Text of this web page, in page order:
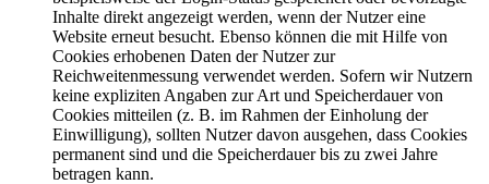
Inhalte direkt angezeigt werden, wenn der Nutzer eine
Website erneut besucht. Ebenso können die mit Hilfe von
Cookies erhobenen Daten der Nutzer zur
Reichweitenmessung verwendet werden. Sofern wir Nutzern
keine expliziten Angaben zur Art und Speicherdauer von
Cookies mitteilen (z. B. im Rahmen der Einholung der
Einwilligung), sollten Nutzer davon ausgehen, dass Cookies
permanent sind und die Speicherdauer bis zu zwei Jahre
betragen kann.